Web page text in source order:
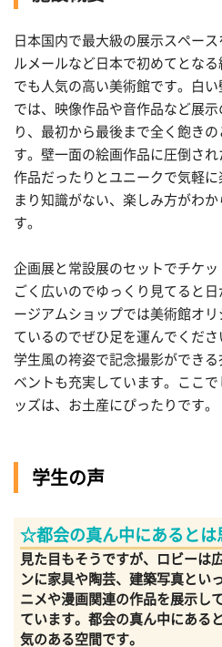
日本国内で最大級の展示スペー
ルメールなど日本で初めてとな
でも人気の高い美術館です。白
では、映像作品や音作品など展
り、最初から最後まで全く飽き
す。壁一面の絵画作品に圧倒さ
作品だったりとユニークで気軽
まり知識がない、楽しみ方がわ
す。
企画展と常設展のセットでチケ
ごく広いのでゆっくり見てると
ージアムショップでは美術館オ
ているのでぜひ足を運んでくだ
学生風の袴姿で記念撮影ができ
ベントも充実しています。ここ
ッズは、お土産にぴったりです。
学生の声
☆都会の真ん中にあるとは
見た目もそうですが、ロビーは
ンに家具や陶芸、建築写真とい
ニメや漫画関連の作品を展示し
ています。都会の真ん中にある
気のある空間です。